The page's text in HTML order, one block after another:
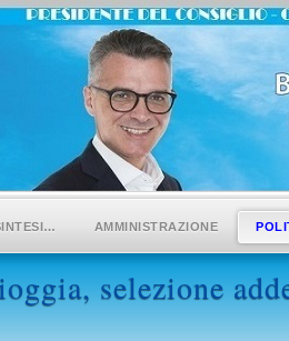
AMMINISTRAZIONE
selezione